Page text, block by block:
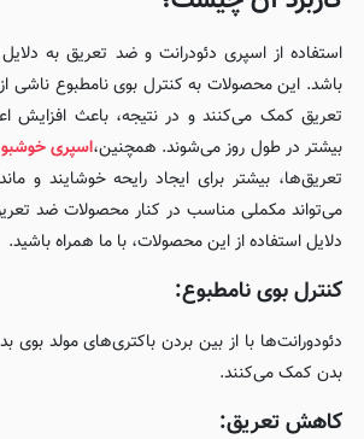
استفاده از اسپری دئودرانت و ضد تعریق به
باشد. این محصولات به کنترل بوی نامطبوع ناشی
تعریق کمک می‌کنند و در نتیجه، باعث افزایش
بیشتر در طول روز می‌شوند. همچنین،اسپری
تعریق‌ها، بیشتر برای ایجاد رایحه خوشایند و
می‌تواند مکملی مناسب در کنار محصولات ضد
دلایل استفاده از این محصولات، با ما همراه باشید.
کنترل بوی نامطبوع:
دئودورانت‌ها با از بین بردن باکتری‌های مولد بوی
بدن کمک می‌کنند.
کاهش تعریق: